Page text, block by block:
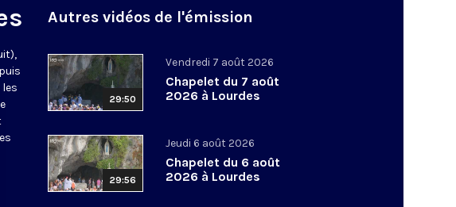
Autres vidéos de l'émission
29:50
Vendredi 7 août 2026
Chapelet du 7 août
2026 à Lourdes
29:56
Jeudi 6 août 2026
Chapelet du 6 août
2026 à Lourdes